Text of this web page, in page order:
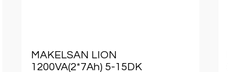
MAKELSAN LION
1200VA(2*7Ah) 5-15DK